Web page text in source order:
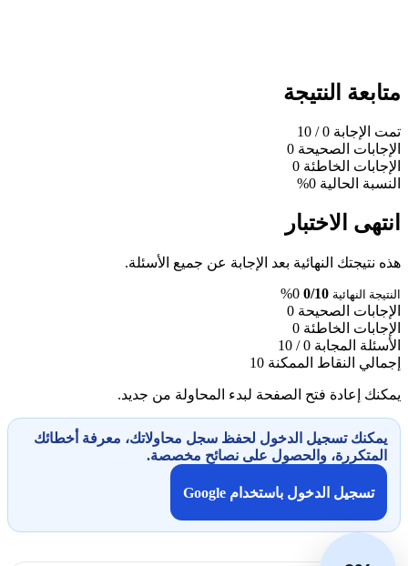
متابعة النتيجة
تمت الإجابة 0
/ 10
الإجابات الصحيحة 0
الإجابات الخاطئة 0
النسبة الحالية 0%
انتهى الاختبار
هذه نتيجتك النهائية بعد الإجابة عن جميع الأسئلة.
النتيجة النهائية 0/10
0%
الإجابات الصحيحة 0
الإجابات الخاطئة 0
الأسئلة المجابة 0 / 10
إجمالي النقاط الممكنة 10
يمكنك إعادة فتح الصفحة لبدء المحاولة من جديد.
يمكنك تسجيل الدخول لحفظ سجل محاولاتك، معرفة أخطائك
المتكررة، والحصول على نصائح مخصصة.
تسجيل الدخول باستخدام Google